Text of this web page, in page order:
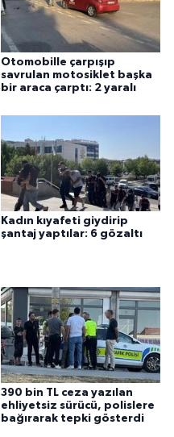
Otomobille çarpışıp
savrulan motosiklet başka
bir araca çarptı: 2 yaralı
Kadın kıyafeti giydirip
şantaj yaptılar: 6 gözaltı
390 bin TL ceza yazılan
ehliyetsiz sürücü, polislere
bağırarak tepki gösterdi